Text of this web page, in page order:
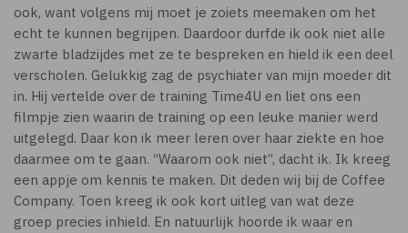
ook, want volgens mij moet je zoiets meemaken om het
echt te kunnen begrijpen. Daardoor durfde ik ook niet alle
zwarte bladzijdes met ze te bespreken en hield ik een deel
verscholen. Gelukkig zag de psychiater van mijn moeder dit
in. Hij vertelde over de training Time4U en liet ons een
filmpje zien waarin de training op een leuke manier werd
uitgelegd. Daar kon ik meer leren over haar ziekte en hoe
daarmee om te gaan. “Waarom ook niet”, dacht ik. Ik kreeg
een appje om kennis te maken. Dit deden wij bij de Coffee
Company. Toen kreeg ik ook kort uitleg van wat deze
groep precies inhield. En natuurlijk hoorde ik waar en